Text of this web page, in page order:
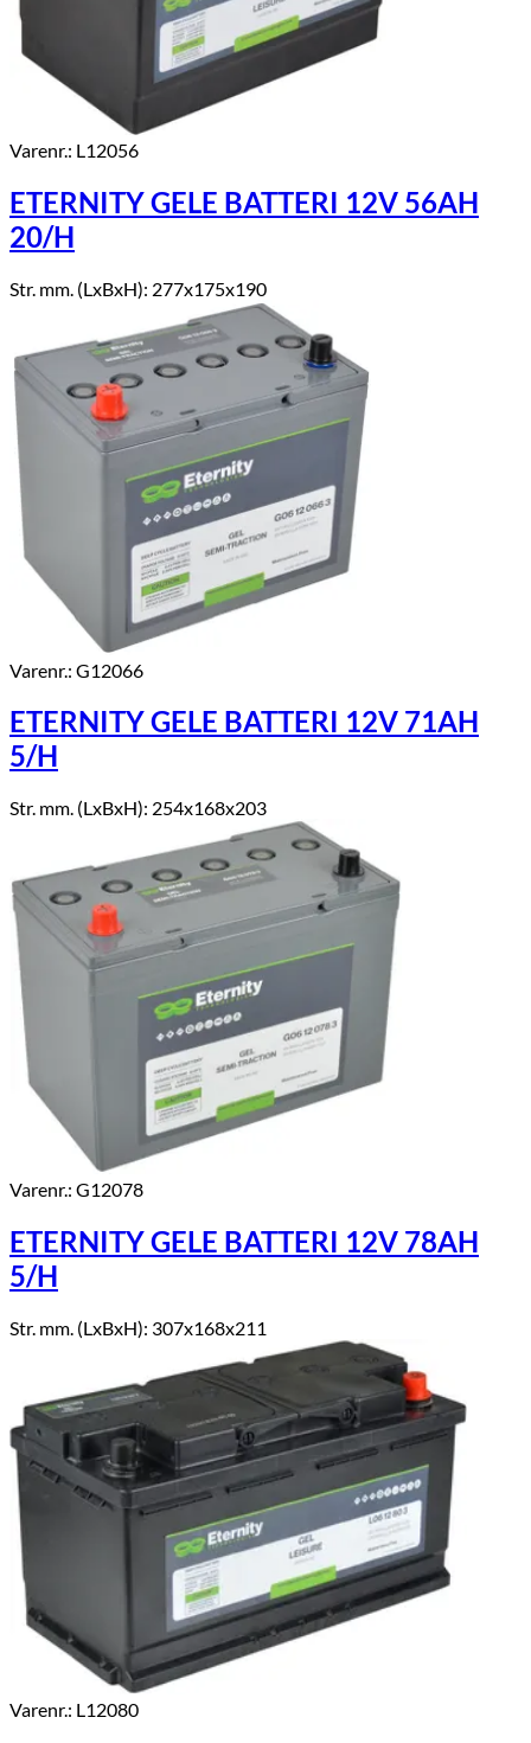
Varenr.: L12056
ETERNITY GELE BATTERI 12V 56AH
20/H
Str. mm. (LxBxH): 277x175x190
Varenr.: G12066
ETERNITY GELE BATTERI 12V 71AH
5/H
Str. mm. (LxBxH): 254x168x203
Varenr.: G12078
ETERNITY GELE BATTERI 12V 78AH
5/H
Str. mm. (LxBxH): 307x168x211
Varenr.: L12080